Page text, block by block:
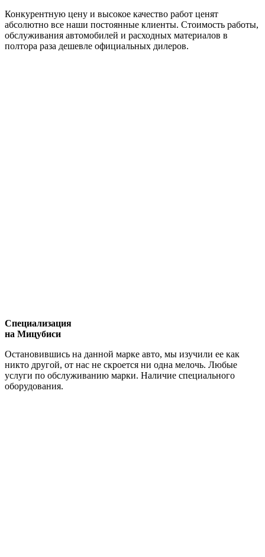
Конкурентную цену и высокое качество работ ценят
абсолютно все наши постоянные клиенты. Стоимость работы,
обслуживания автомобилей и расходных материалов в
полтора раза дешевле официальных дилеров.
Специализация
на Мицубиси
Остановившись на данной марке авто, мы изучили ее как
никто другой, от нас не скроется ни одна мелочь. Любые
услуги по обслуживанию марки. Наличие специального
оборудования.